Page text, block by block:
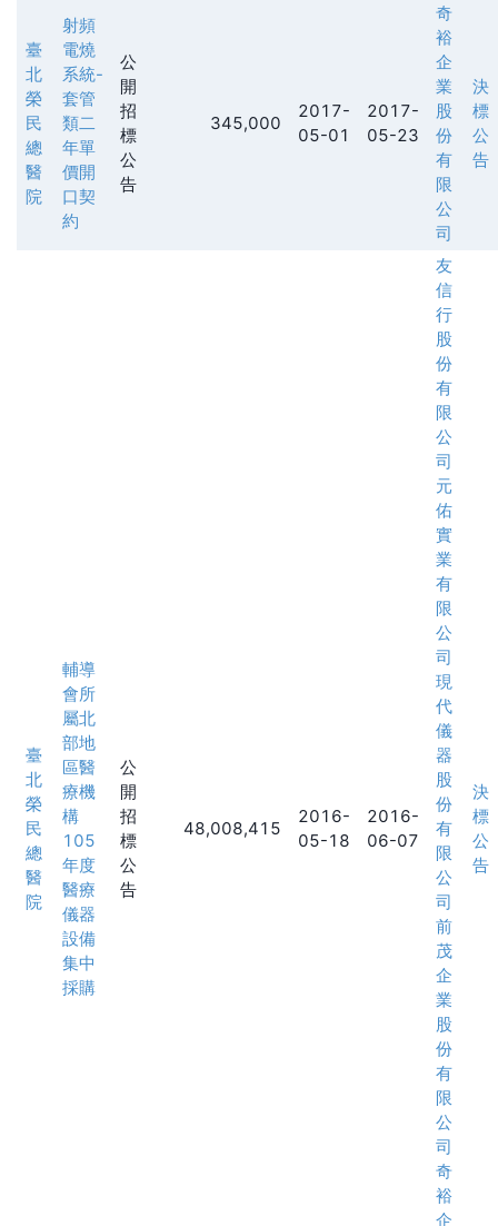
臺
北
榮
民
總
醫
院
射頻
電燒
系統-
套管
類二
年單
價開
口契
約
公
開
招
標
公
告
345,000
2017-
05-01
2017-
05-23
奇
裕
企
業
股
份
有
限
公
司
決
標
公
告
臺
北
榮
民
總
醫
院
輔導
會所
屬北
部地
區醫
療機
構
105
年度
醫療
儀器
設備
集中
採購
公
開
招
標
公
告
48,008,415
2016-
05-18
2016-
06-07
友
信
行
股
份
有
限
公
司
元
佑
實
業
有
限
公
司
現
代
儀
器
股
份
有
限
公
司
前
茂
企
業
股
份
有
限
公
司
奇
裕
企
決
標
公
告